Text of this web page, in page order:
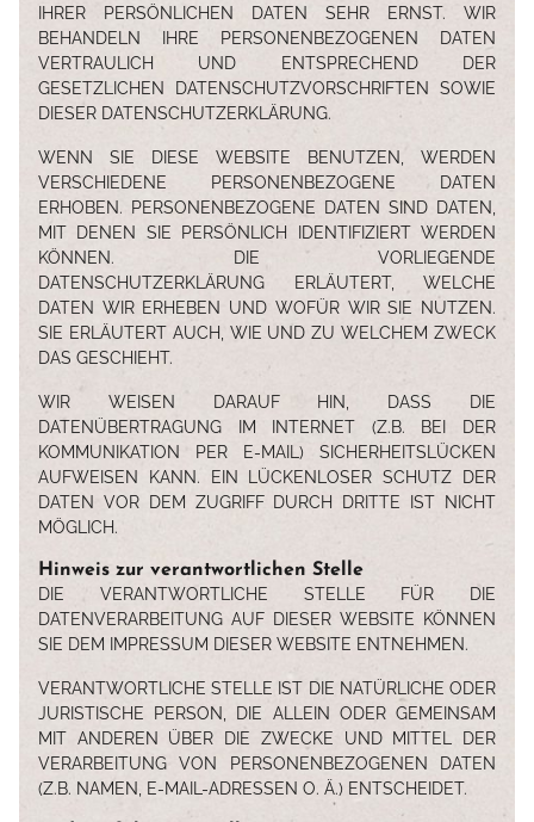
IHRER PERSÖNLICHEN DATEN SEHR ERNST. WIR
BEHANDELN IHRE PERSONENBEZOGENEN DATEN
VERTRAULICH UND ENTSPRECHEND DER
GESETZLICHEN DATENSCHUTZVORSCHRIFTEN SOWIE
DIESER DATENSCHUTZERKLÄRUNG.
WENN SIE DIESE WEBSITE BENUTZEN, WERDEN
VERSCHIEDENE PERSONENBEZOGENE DATEN
ERHOBEN. PERSONENBEZOGENE DATEN SIND DATEN,
MIT DENEN SIE PERSÖNLICH IDENTIFIZIERT WERDEN
KÖNNEN. DIE VORLIEGENDE
DATENSCHUTZERKLÄRUNG ERLÄUTERT, WELCHE
DATEN WIR ERHEBEN UND WOFÜR WIR SIE NUTZEN.
SIE ERLÄUTERT AUCH, WIE UND ZU WELCHEM ZWECK
DAS GESCHIEHT.
WIR WEISEN DARAUF HIN, DASS DIE
DATENÜBERTRAGUNG IM INTERNET (Z.B. BEI DER
KOMMUNIKATION PER E-MAIL) SICHERHEITSLÜCKEN
AUFWEISEN KANN. EIN LÜCKENLOSER SCHUTZ DER
DATEN VOR DEM ZUGRIFF DURCH DRITTE IST NICHT
MÖGLICH.
Hinweis zur verantwortlichen Stelle
DIE VERANTWORTLICHE STELLE FÜR DIE
DATENVERARBEITUNG AUF DIESER WEBSITE KÖNNEN
SIE DEM IMPRESSUM DIESER WEBSITE ENTNEHMEN.
VERANTWORTLICHE STELLE IST DIE NATÜRLICHE ODER
JURISTISCHE PERSON, DIE ALLEIN ODER GEMEINSAM
MIT ANDEREN ÜBER DIE ZWECKE UND MITTEL DER
VERARBEITUNG VON PERSONENBEZOGENEN DATEN
(Z.B. NAMEN, E-MAIL-ADRESSEN O. Ä.) ENTSCHEIDET.